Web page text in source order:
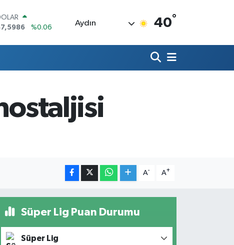
%0.06
%48
Aydın 40°
A- A+
Süper Lig Puan Durumu
Süper Lig